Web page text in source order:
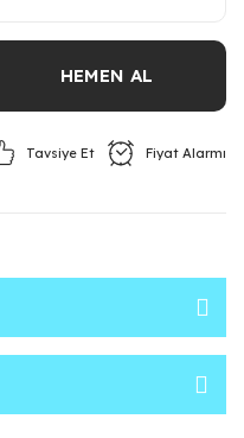
HEMEN AL
Tavsiye Et Fiyat Alarmı